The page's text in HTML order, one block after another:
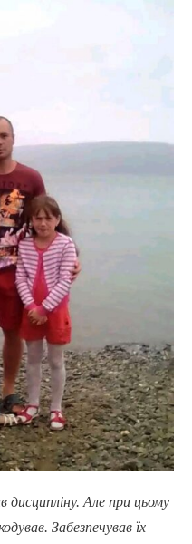
дисципліну. Але при цьому
Забезпечував їх